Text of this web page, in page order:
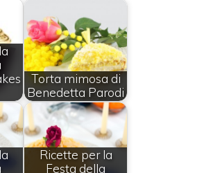
Torta mimosa di
Benedetta Parodi
Ricette per la
Festa della